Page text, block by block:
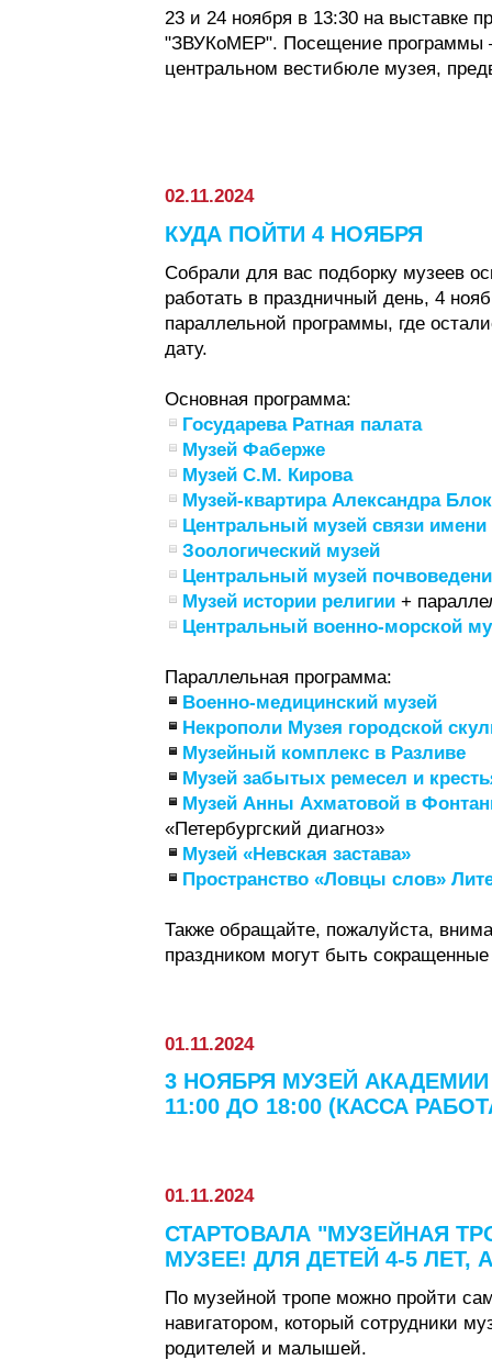
23 и 24 ноября в 13:30 на выставке
"ЗВУКоМЕР". Посещение программы
центральном вестибюле музея,
02.11.2024
КУДА ПОЙТИ 4 НОЯБРЯ
Собрали для вас подборку музеев
работать в праздничный день, 4
параллельной программы, где
дату.
Основная программа:
Государева Ратная палата
Музей Фаберже
Музей С.М. Кирова
Музей-квартира Александра
Центральный музей связи
Зоологический музей
Центральный музей
Музей истории религии +
Центральный военно-морской
Параллельная программа:
Военно-медицинский музей
Некрополи Музея городской
Музейный комплекс в Разливе
Музей забытых ремесел и
Музей Анны Ахматовой в
«Петербургский диагноз»
Музей «Невская застава»
Пространство «Ловцы слов»
Также обращайте, пожалуйста,
праздником могут быть
01.11.2024
3 НОЯБРЯ МУЗЕЙ
11:00 ДО 18:00 (КАССА
01.11.2024
СТАРТОВАЛА "МУЗЕЙНАЯ
МУЗЕЕ! ДЛЯ ДЕТЕЙ 4-5 ЛЕТ,
По музейной тропе можно пройти
навигатором, который сотрудники
родителей и малышей.